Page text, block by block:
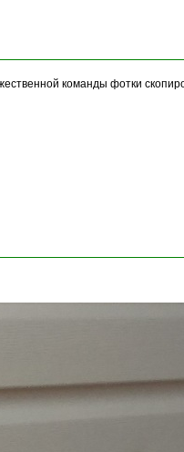
команды фотки